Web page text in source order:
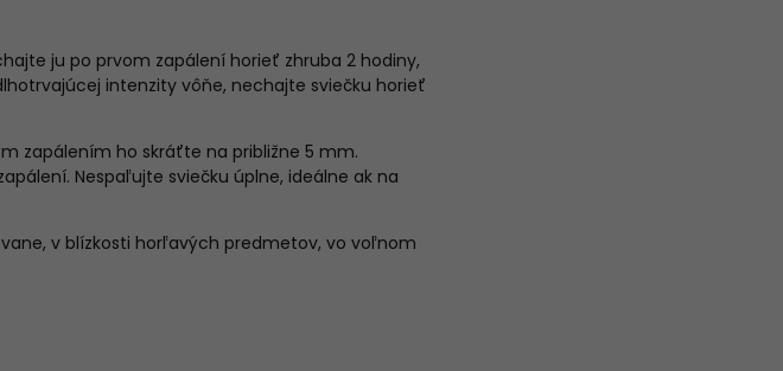
ju po prvom zapálení horieť zhruba 2 hodiny,
intenzity vôňe, nechajte sviečku horieť
zapálením ho skráťte na približne 5 mm.
Nespaľujte sviečku úplne, ideálne ak na
v blízkosti horľavých predmetov, vo voľnom